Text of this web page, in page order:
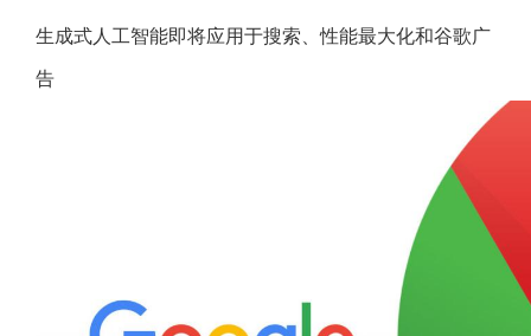
生成式人工智能即将应用于搜索、性能最大化和谷歌广
告